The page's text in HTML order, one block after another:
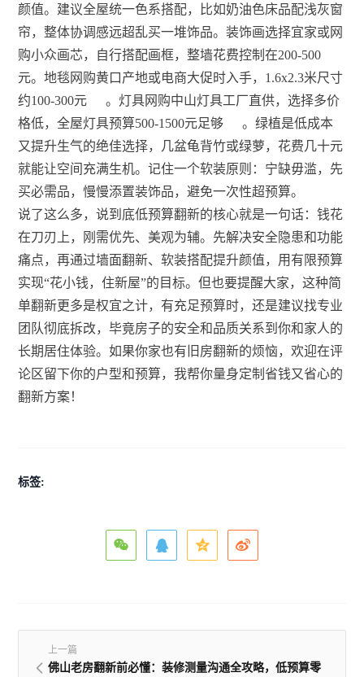
颜值。建议全屋统一色系搭配，比如奶油色床品配浅灰窗
帘，整体协调感远超乱买一堆饰品。装饰画选择宜家或网
购小众画芯，自行搭配画框，整墙花费控制在200-500
元。地毯网购黄口产地或电商大促时入手，1.6x2.3米尺寸
约100-300元
。灯具网购中山灯具工厂直供，选择多价
格低，全屋灯具预算500-1500元足够
。绿植是低成本
又提升生气的绝佳选择，几盆龟背竹或绿萝，花费几十元
就能让空间充满生机。记住一个软装原则：宁缺毋滥，先
买必需品，慢慢添置装饰品，避免一次性超预算。
说了这么多，说到底低预算翻新的核心就是一句话：钱花
在刀刃上，刚需优先、美观为辅。先解决安全隐患和功能
痛点，再通过墙面翻新、软装搭配提升颜值，用有限预算
实现“花小钱，住新屋”的目标。但也要提醒大家，这种简
单翻新更多是权宜之计，有充足预算时，还是建议找专业
团队彻底拆改，毕竟房子的安全和品质关系到你和家人的
长期居住体验。如果你家也有旧房翻新的烦恼，欢迎在评
论区留下你的户型和预算，我帮你量身定制省钱又省心的
翻新方案！
标签:
上一篇
佛山老房翻新前必懂：装修测量沟通全攻略，低预算零